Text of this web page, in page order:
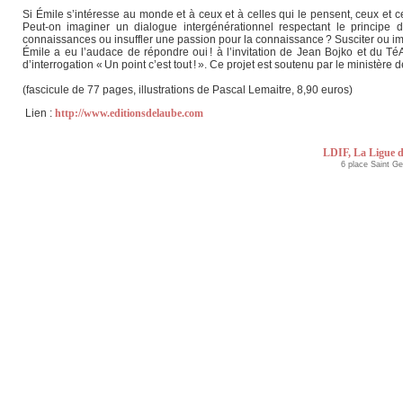
Si Émile s’intéresse au monde et à ceux et à celles qui le pensent, ceux et
Peut-on imaginer un dialogue intergénérationnel respectant le
connaissances ou insuffler une passion pour la connaissance ? Susciter ou
Émile a eu l’audace de répondre oui ! à l’invitation de Jean Bojko et du
d’interrogation « Un point c’est tout ! ». Ce projet est soutenu par le
(fascicule de 77 pages, illustrations de Pascal Lemaitre, 8,90 euros)
Lien : http://www.editionsdelaube.com
LDIF, La Ligue
6 place Saint